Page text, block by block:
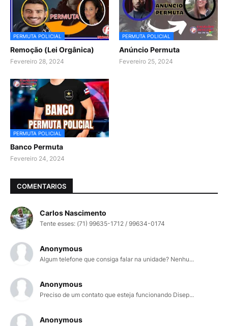
PERMUTA POLICIAL
Remoção (Lei Orgânica)
Fevereiro 28, 2024
PERMUTA POLICIAL
Anúncio Permuta
Fevereiro 25, 2024
PERMUTA POLICIAL
Banco Permuta
Fevereiro 24, 2024
COMENTARIOS
Carlos Nascimento
Tente esses: (71) 99635-1712 / 99634-0174
Anonymous
Algum telefone que consiga falar na unidade? Nenhu...
Anonymous
Preciso de um contato que esteja funcionando Disep...
Anonymous